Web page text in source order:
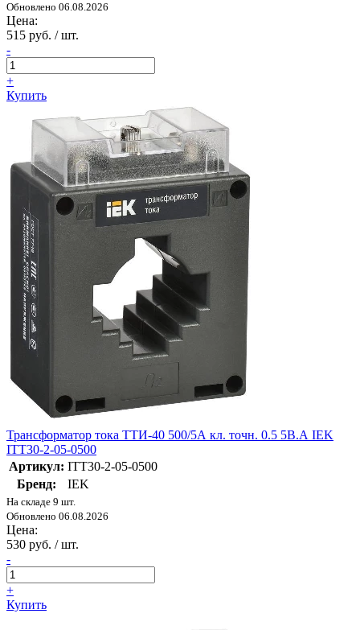
Обновлено 06.08.2026
Цена:
515 руб. / шт.
-
+
Купить
Трансформатор тока ТТИ-40 500/5А кл. точн. 0.5 5В.А IEK
ITT30-2-05-0500
Артикул: ITT30-2-05-0500
Бренд:
IEK
На складе 9 шт.
Обновлено 06.08.2026
Цена:
530 руб. / шт.
-
+
Купить